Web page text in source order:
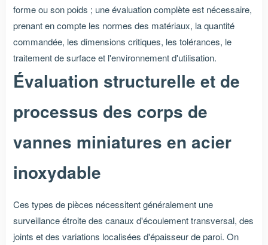
forme ou son poids ; une évaluation complète est nécessaire,
prenant en compte les normes des matériaux, la quantité
commandée, les dimensions critiques, les tolérances, le
traitement de surface et l'environnement d'utilisation.
Évaluation structurelle et de
processus des corps de
vannes miniatures en acier
inoxydable
Ces types de pièces nécessitent généralement une
surveillance étroite des canaux d'écoulement transversal, des
joints et des variations localisées d'épaisseur de paroi. On